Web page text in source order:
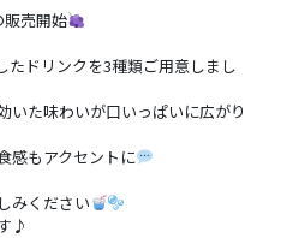
売開始
たドリンクを3種類ご用意しまし
いた味わいが口いっぱいに広がり
感もアクセントに
みください
♪